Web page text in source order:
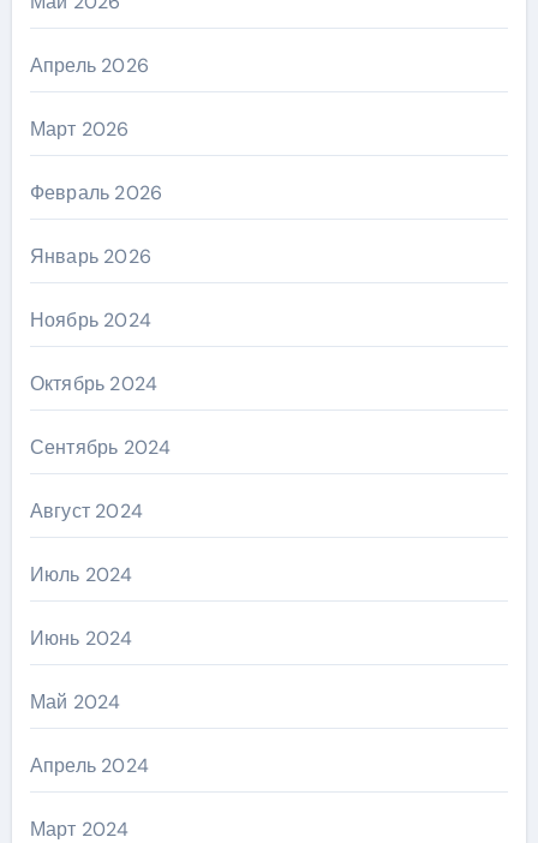
Апрель 2026
Март 2026
Февраль 2026
Январь 2026
Ноябрь 2024
Октябрь 2024
Сентябрь 2024
Август 2024
Июль 2024
Июнь 2024
Май 2024
Апрель 2024
Март 2024